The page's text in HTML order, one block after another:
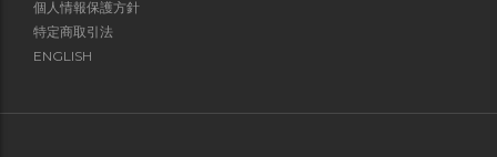
個人情報保護方針
特定商取引法
ENGLISH